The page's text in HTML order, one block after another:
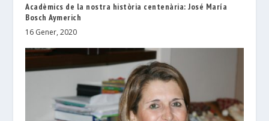
Acadèmics de la nostra història centenària: José María
Bosch Aymerich
16 Gener, 2020